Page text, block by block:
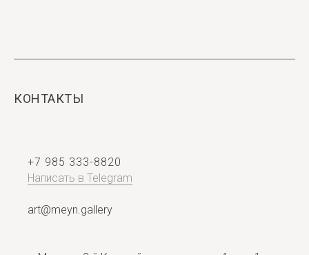
КОНТАКТЫ
+7 985 333-8820
Написать в Telegram
art@meyn.gallery